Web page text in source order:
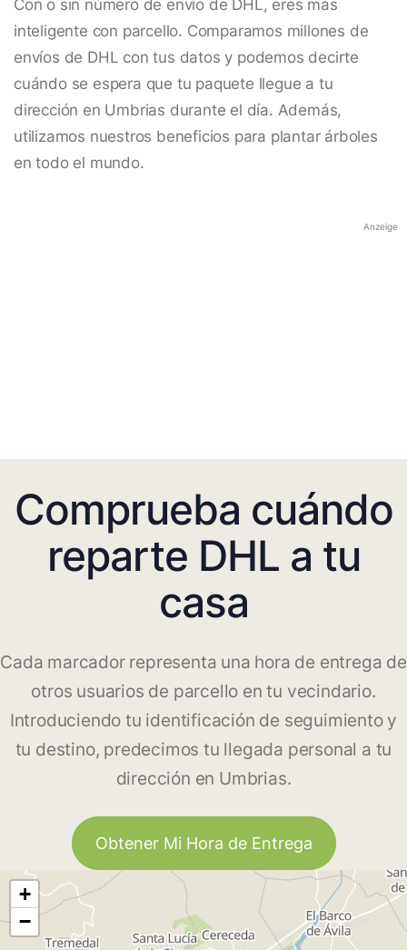
Con o sin número de envío de DHL, eres más
inteligente con parcello. Comparamos millones de
envíos de DHL con tus datos y podemos decirte
cuándo se espera que tu paquete llegue a tu
dirección en Umbrias durante el día. Además,
utilizamos nuestros beneficios para plantar árboles
en todo el mundo.
Anzeige
Comprueba cuándo
reparte DHL a tu
casa
Cada marcador representa una hora de entrega de
otros usuarios de parcello en tu vecindario.
Introduciendo tu identificación de seguimiento y
tu destino, predecimos tu llegada personal a tu
dirección en Umbrias.
Obtener Mi Hora de Entrega
+
−